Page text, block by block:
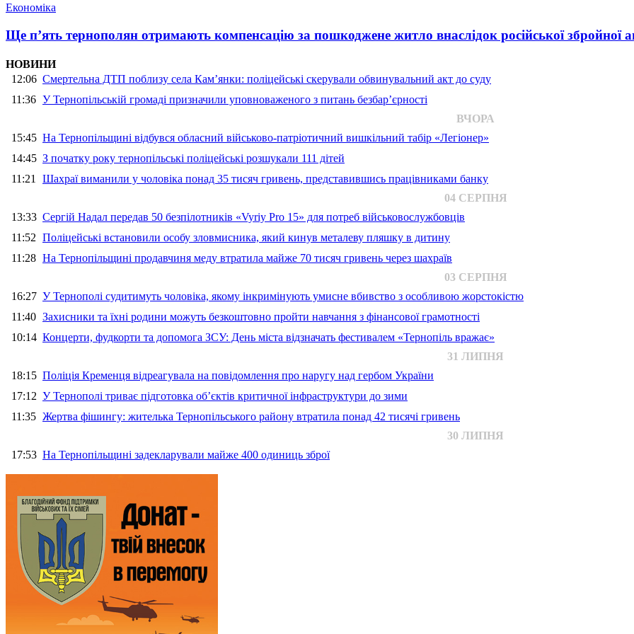
Економіка
Ще п’ять тернополян отримають компенсацію за пошкоджене житло внаслідок російської збройної
НОВИНИ
12:06 Смертельна ДТП поблизу села Кам’янки: поліцейські скерували обвинувальний акт до суду
11:36 У Тернопільській громаді призначили уповноваженого з питань безбар’єрності
ВЧОРА
15:45 На Тернопільщині відбувся обласний військово-патріотичний вишкільний табір «Легіонер»
14:45 З початку року тернопільські поліцейські розшукали 111 дітей
11:21 Шахраї виманили у чоловіка понад 35 тисяч гривень, представившись працівниками банку
04 СЕРПНЯ
13:33 Сергій Надал передав 50 безпілотників «Vyriy Pro 15» для потреб військовослужбовців
11:52 Поліцейські встановили особу зловмисника, який кинув металеву пляшку в дитину
11:28 На Тернопільщині продавчиня меду втратила майже 70 тисяч гривень через шахраїв
03 СЕРПНЯ
16:27 У Тернополі судитимуть чоловіка, якому інкримінують умисне вбивство з особливою жорстокістю
11:40 Захисники та їхні родини можуть безкоштовно пройти навчання з фінансової грамотності
10:14 Концерти, фудкорти та допомога ЗСУ: День міста відзначать фестивалем «Тернопіль вражає»
31 ЛИПНЯ
18:15 Поліція Кременця відреагувала на повідомлення про наругу над гербом України
17:12 У Тернополі триває підготовка об’єктів критичної інфраструктури до зими
11:35 Жертва фішингу: жителька Тернопільського району втратила понад 42 тисячі гривень
30 ЛИПНЯ
17:53 На Тернопільщині задекларували майже 400 одиниць зброї